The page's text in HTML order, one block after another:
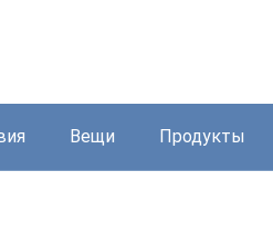
Вещи Продукты